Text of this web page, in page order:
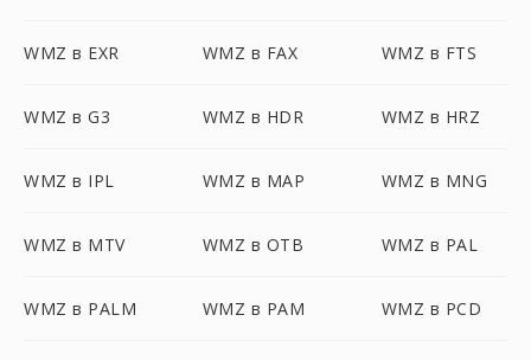
WMZ в EXR WMZ в FAX WMZ в FTS
WMZ в G3 WMZ в HDR WMZ в HRZ
WMZ в IPL WMZ в MAP WMZ в MNG
WMZ в MTV WMZ в OTB WMZ в PAL
WMZ в PALM WMZ в PAM WMZ в PCD